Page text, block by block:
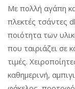
Με πολλή αγάπη
πλεκτές τσάντες
ποιότητα των
που ταιριάζει σε
τιμές.
καθημερινή,